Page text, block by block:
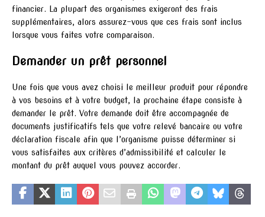
financier. La plupart des organismes exigeront des frais
supplémentaires, alors assurez-vous que ces frais sont inclus
lorsque vous faites votre comparaison.
Demander un prêt personnel
Une fois que vous avez choisi le meilleur produit pour répondre
à vos besoins et à votre budget, la prochaine étape consiste à
demander le prêt. Votre demande doit être accompagnée de
documents justificatifs tels que votre relevé bancaire ou votre
déclaration fiscale afin que l’organisme puisse déterminer si
vous satisfaites aux critères d’admissibilité et calculer le
montant du prêt auquel vous pouvez accorder.